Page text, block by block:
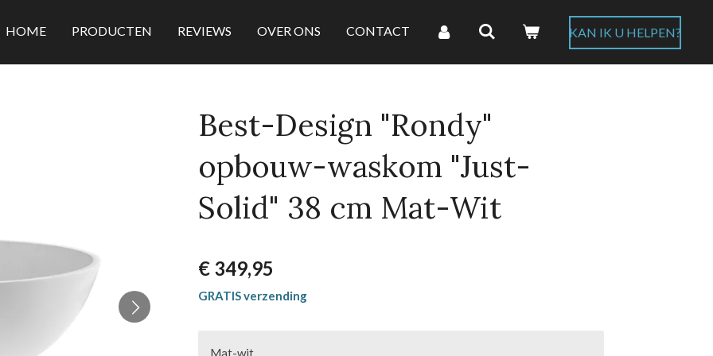
HOME PRODUCTEN REVIEWS OVER ONS CONTACT KAN IK U HELPEN?
Best-Design "Rondy"
opbouw-waskom "Just-
Solid" 38 cm Mat-Wit
€ 349,95
GRATIS verzending
Mat-wit